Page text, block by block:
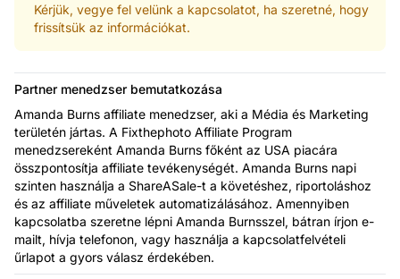
Kérjük, vegye fel velünk a kapcsolatot, ha szeretné, hogy
frissítsük az információkat.
Partner menedzser bemutatkozása
Amanda Burns affiliate menedzser, aki a Média és Marketing
területén jártas. A Fixthephoto Affiliate Program
menedzsereként Amanda Burns főként az USA piacára
összpontosítja affiliate tevékenységét. Amanda Burns napi
szinten használja a ShareASale-t a követéshez, riportoláshoz
és az affiliate műveletek automatizálásához. Amennyiben
kapcsolatba szeretne lépni Amanda Burnsszel, bátran írjon e-
mailt, hívja telefonon, vagy használja a kapcsolatfelvételi
űrlapot a gyors válasz érdekében.